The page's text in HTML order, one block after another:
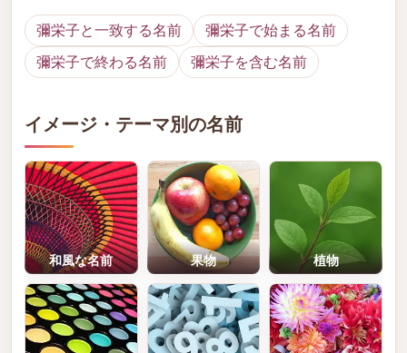
彌栄子と一致する名前
彌栄子で始まる名前
彌栄子で終わる名前
彌栄子を含む名前
イメージ・テーマ別の名前
和風な名前 果物 植物